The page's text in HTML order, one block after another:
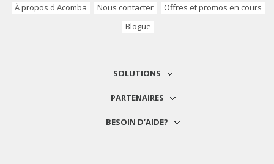
À propos d'Acomba Nous contacter
Offres et promos en cours
Blogue
SOLUTIONS
PARTENAIRES
BESOIN D’AIDE?